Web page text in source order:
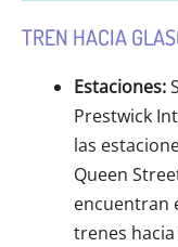
TREN HACIA
Estaciones:
Prestwick
las
Queen
encuentran
trenes